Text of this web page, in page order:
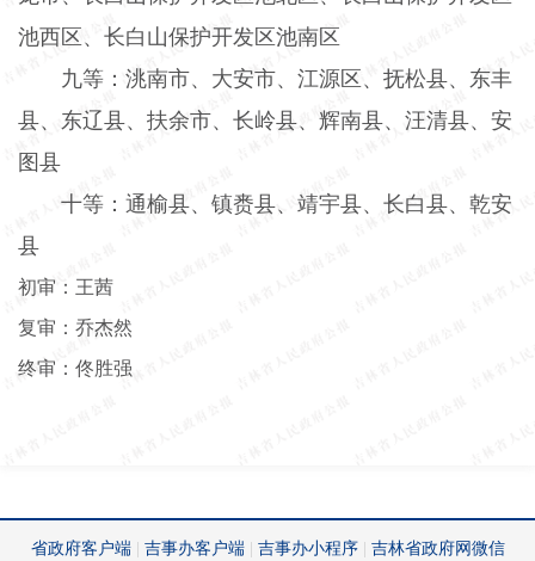
池西区、长白山保护开发区池南区
九等：洮南市、大安市、江源区、抚松县、东丰
县、东辽县、扶余市、长岭县、辉南县、汪清县、安
图县
十等：通榆县、镇赉县、靖宇县、长白县、乾安
县
初审：王茜
复审：乔杰然
终审：佟胜强